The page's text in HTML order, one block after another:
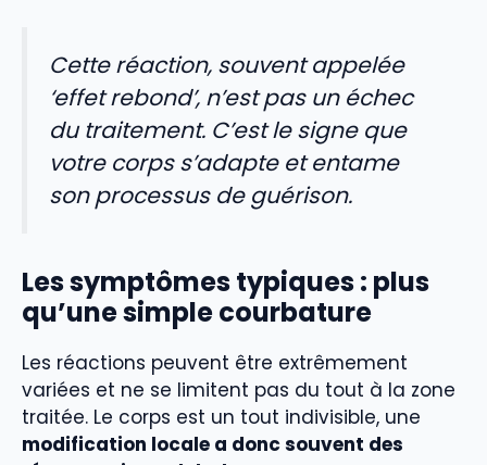
Cette réaction, souvent appelée
‘effet rebond’, n’est pas un échec
du traitement. C’est le signe que
votre corps s’adapte et entame
son processus de guérison.
Les symptômes typiques : plus
qu’une simple courbature
Les réactions peuvent être extrêmement
variées et ne se limitent pas du tout à la zone
traitée. Le corps est un tout indivisible, une
modification locale a donc souvent des